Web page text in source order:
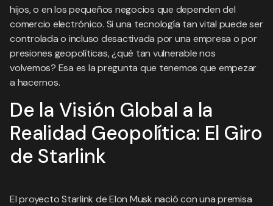
hijos, o en los pequeños negocios que dependen del
comercio electrónico. Si una tecnología tan vital puede ser
controlada o incluso desactivada por una empresa o por
presiones geopolíticas, ¿qué tan vulnerable nos
volvemos? Esa es la pregunta que tenemos que empezar
a hacernos.
De la Visión Global a la
Realidad Geopolítica: El Giro
de Starlink
El proyecto Starlink de Elon Musk nació con una premisa